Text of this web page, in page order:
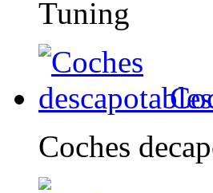
Tuning
Coches